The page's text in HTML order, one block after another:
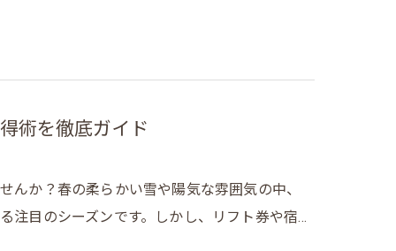
術を徹底ガイド
んか？春の柔らかい雪や陽気な雰囲気の中、
注目のシーズンです。しかし、リフト券や宿…